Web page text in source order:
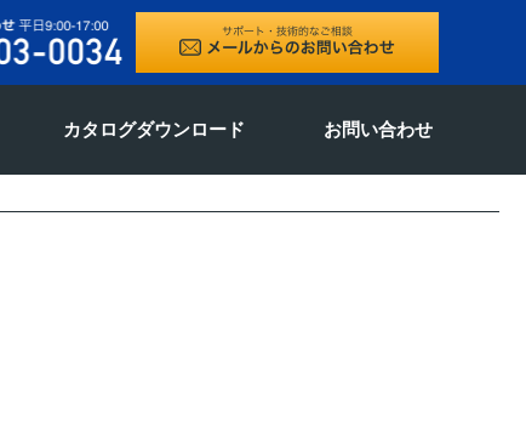
カタログダウンロード お問い合わせ